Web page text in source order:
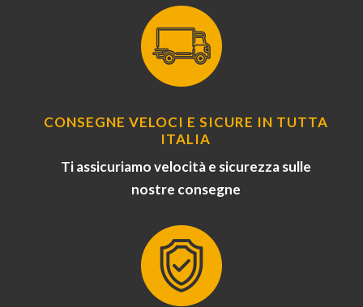
CONSEGNE VELOCI E SICURE IN TUTTA
ITALIA
Ti assicuriamo velocità e sicurezza sulle
nostre consegne